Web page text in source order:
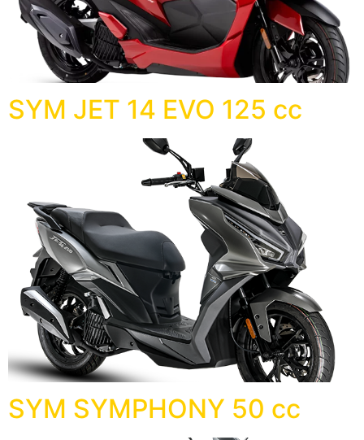
SYM JET 14 EVO 125 cc
SYM SYMPHONY 50 cc